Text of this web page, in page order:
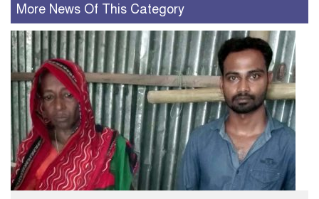
More News Of This Category